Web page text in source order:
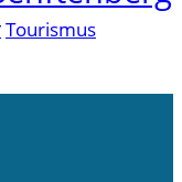
Tourismus